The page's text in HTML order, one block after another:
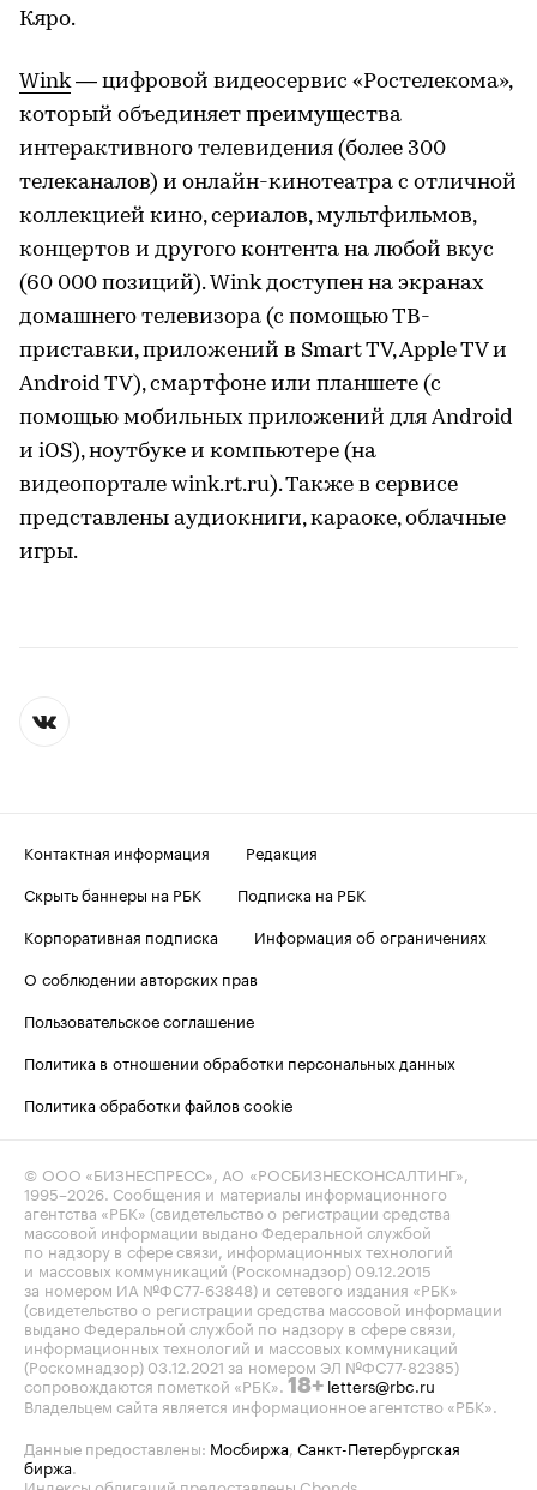
Кяро.
Wink— цифровой видеосервис «Ростелекома»,
который объединяет преимущества
интерактивного телевидения (более 300
телеканалов) и онлайн-кинотеатра с отличной
коллекцией кино, сериалов, мультфильмов,
концертов и другого контента на любой вкус
(60 000 позиций). Wink доступен на экранах
домашнего телевизора (с помощью ТВ-
приставки, приложений в Smart TV, Apple TV и
Android TV), смартфоне или планшете (с
помощью мобильных приложений для Android
и iOS), ноутбуке и компьютере (на
видеопортале wink.rt.ru). Также в сервисе
представлены аудиокниги, караоке, облачные
игры.
Контактная информация
Редакция
Скрыть баннеры на РБК
Подписка на РБК
Корпоративная подписка
Информация об ограничениях
О соблюдении авторских прав
Пользовательское соглашение
Политика в отношении обработки персональных данных
Политика обработки файлов cookie
© ООО «БИЗНЕСПРЕСС», АО «РОСБИЗНЕСКОНСАЛТИНГ»,
1995–2026. Сообщения и материалы информационного
агентства «РБК» (свидетельство о регистрации средства
массовой информации выдано Федеральной службой
по надзору в сфере связи, информационных технологий
и массовых коммуникаций (Роскомнадзор) 09.12.2015
за номером ИА №ФС77-63848) и сетевого издания «РБК»
(свидетельство о регистрации средства массовой информации
выдано Федеральной службой по надзору в сфере связи,
информационных технологий и массовых коммуникаций
(Роскомнадзор) 03.12.2021 за номером ЭЛ №ФС77-82385)
сопровождаются пометкой «РБК». 18+ letters@rbc.ru
Владельцем сайта является информационное агентство «РБК».
Данные предоставлены: Мосбиржа, Санкт-Петербургская
биржа.